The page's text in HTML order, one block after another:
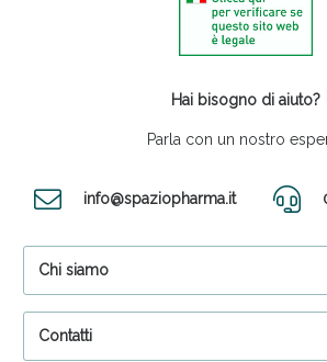
Hai bisogno di aiuto?
Parla con un nostro
info@spaziopharma.it
Chi siamo
Contatti